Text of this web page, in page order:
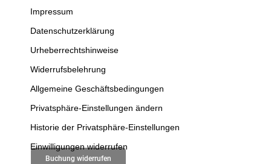
Kontakte
Impressum
Datenschutzerklärung
Urheberrechtshinweise
Widerrufsbelehrung
Allgemeine Geschäftsbedingungen
Privatsphäre-Einstellungen ändern
Historie der Privatsphäre-Einstellungen
Einwilligungen widerrufen
Buchung widerrufen